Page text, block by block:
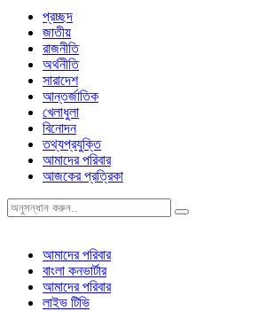
প্রচ্ছদ
জাতীয়
রাজনীতি
অর্থনীতি
সারাদেশ
আন্তর্জাতিক
খেলাধুলা
বিনোদন
তথ্যপ্রযুক্তি
আমাদের পরিবার
আজকের প্রত্রিকা
আমাদের পরিবার
বাংলা কনভার্টার
আমাদের পরিবার
লাইভ টিভি